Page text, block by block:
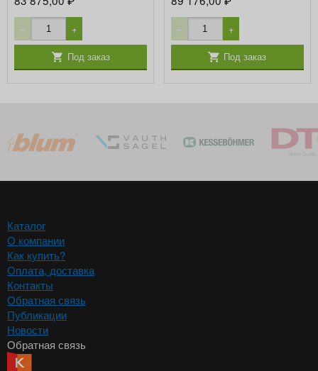
− +
Под заказ
− +
Под заказ
Каталог
О компании
Как купить?
Оплата, доставка
Контакты
Обратная связь
Публикации
Новости
Обратная связь